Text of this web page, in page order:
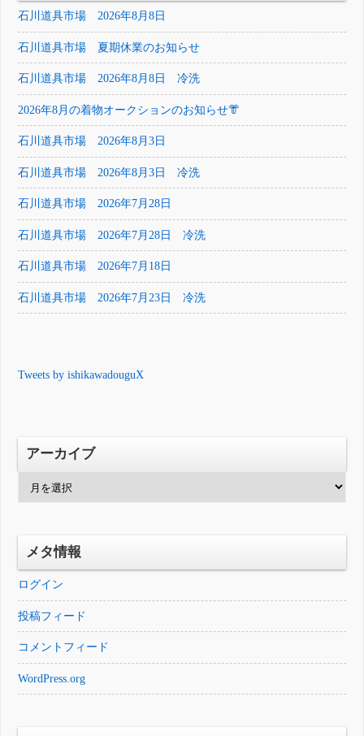
石川道具市場 2026年8月8日
石川道具市場 夏期休業のお知らせ
石川道具市場 2026年8月8日 冷洗
2026年8月の着物オークションのお知らせ👘
石川道具市場 2026年8月3日
石川道具市場 2026年8月3日 冷洗
石川道具市場 2026年7月28日
石川道具市場 2026年7月28日 冷洗
石川道具市場 2026年7月18日
石川道具市場 2026年7月23日 冷洗
Tweets by ishikawadouguX
アーカイブ
イ
ブメタ情報
ログイン
投稿フィード
コメントフィード
WordPress.org